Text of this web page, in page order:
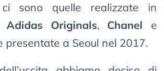
sono quelle realizzate in
Adidas Originals, Chanel e
presentate a Seoul nel 2017.